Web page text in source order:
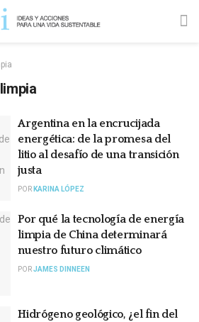
Argentina en la encrucijada
energética: de la promesa del
litio al desafío de una transición
justa
POR KARINA LÓPEZ
Por qué la tecnología de energía
limpia de China determinará
nuestro futuro climático
PORJAMES DINNEEN
Hidrógeno geológico, ¿el fin del